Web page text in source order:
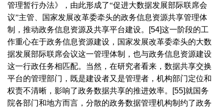
管理暂行办法》，由此形成了“促进大数据发展部际联席会
议”主管、国家发展改革委牵头的政务信息资源共享管理体
制，推动政务信息资源及共享平台建设。
[54]这一阶段的工
作重心在于政务信息资源建设，国家发展改革委牵头的大数
据发展部际联席会议这一管理体制，也与政务信息资源建设
这一行政任务相匹配。当然，在研究者看来，数据共享交换
平台的管理部门，既是建设者又是管理者，机构部门定位和
权责不清晰，影响了政务数据共享的推进效率。
[55]就国务
院各部门和地方而言，分散的政务数据管理机构制约了政务